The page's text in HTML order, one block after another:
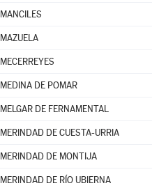
MANCILES
MAZUELA
MECERREYES
MEDINA DE POMAR
MELGAR DE FERNAMENTAL
MERINDAD DE CUESTA-URRIA
MERINDAD DE MONTIJA
MERINDAD DE RÍO UBIERNA